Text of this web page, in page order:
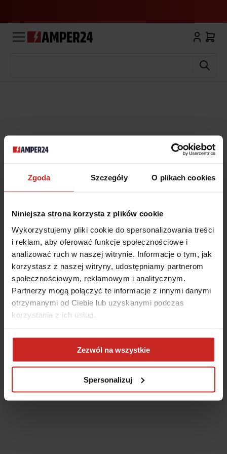
Zgoda Szczegóły O plikach cookies
Niniejsza strona korzysta z plików cookie
Wykorzystujemy pliki cookie do spersonalizowania treści
i reklam, aby oferować funkcje społecznościowe i
analizować ruch w naszej witrynie. Informacje o tym, jak
korzystasz z naszej witryny, udostępniamy partnerom
społecznościowym, reklamowym i analitycznym.
Partnerzy mogą połączyć te informacje z innymi danymi
otrzymanymi od Ciebie lub uzyskanymi podczas
korzystania z ich usług.
Zezwól na wszystkie
Spersonalizuj
browser console for more information)